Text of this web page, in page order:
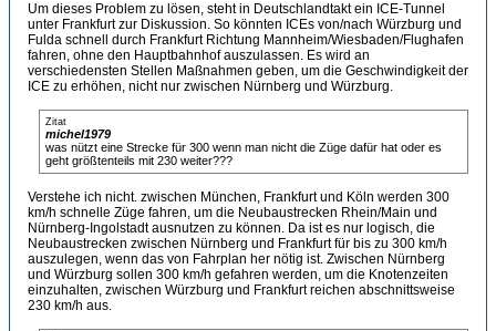
Um dieses Problem zu lösen, steht in Deutschlandtakt ein ICE-Tunnel
unter Frankfurt zur Diskussion. So könnten ICEs von/nach Würzburg und
Fulda schnell durch Frankfurt Richtung Mannheim/Wiesbaden/Flughafen
fahren, ohne den Hauptbahnhof auszulassen. Es wird an
verschiedensten Stellen Maßnahmen geben, um die Geschwindigkeit der
ICE zu erhöhen, nicht nur zwischen Nürnberg und Würzburg.
Zitat
michel1979
was nützt eine Strecke für 300 wenn man nicht die Züge dafür hat oder es
geht größtenteils mit 230 weiter???
Verstehe ich nicht. zwischen München, Frankfurt und Köln werden 300
km/h schnelle Züge fahren, um die Neubaustrecken Rhein/Main und
Nürnberg-Ingolstadt ausnutzen zu können. Da ist es nur logisch, die
Neubaustrecken zwischen Nürnberg und Frankfurt für bis zu 300 km/h
auszulegen, wenn das von Fahrplan her nötig ist. Zwischen Nürnberg
und Würzburg sollen 300 km/h gefahren werden, um die Knotenzeiten
einzuhalten, zwischen Würzburg und Frankfurt reichen abschnittsweise
230 km/h aus.